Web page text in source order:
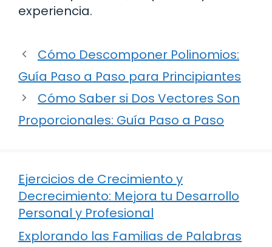
experiencia.
Cómo Descomponer Polinomios:
Guía Paso a Paso para Principiantes
Cómo Saber si Dos Vectores Son
Proporcionales: Guía Paso a Paso
Ejercicios de Crecimiento y
Decrecimiento: Mejora tu Desarrollo
Personal y Profesional
Explorando las Familias de Palabras